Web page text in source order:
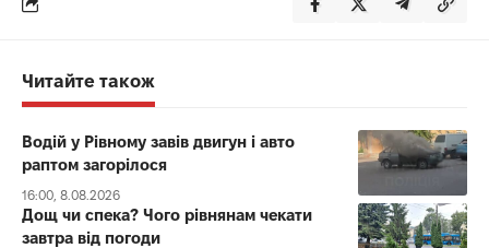
Читайте також
Водій у Рівному завів двигун і авто
раптом загорілося
16:00, 8.08.2026
Дощ чи спека? Чого рівнянам чекати
завтра від погоди